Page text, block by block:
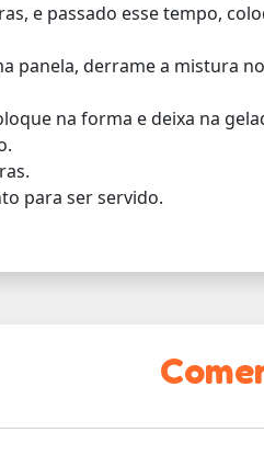
e passado esse tempo,
panela, derrame a mistura
na forma e deixa na
para ser servido.